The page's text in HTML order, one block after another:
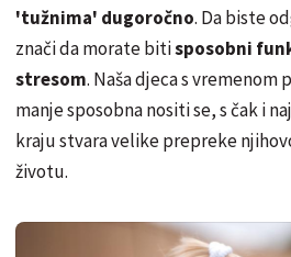
'tužnima' dugoročno. Da biste
znači da morate bitisposobni
stresom. Naša djeca s vremenom
manje sposobna nositi se, s čak i
kraju stvara velike prepreke
životu.